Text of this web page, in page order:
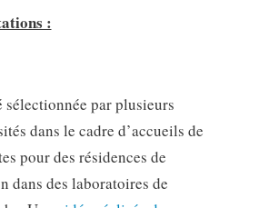
:
sélectionnée par plusieurs
dans le cadre d’accueils de
pour des résidences de
dans des laboratoires de